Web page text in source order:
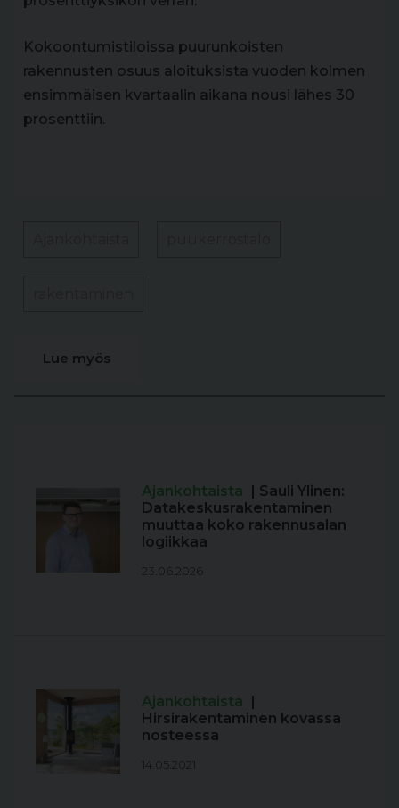
Kokoontumistiloissa puurunkoisten
rakennusten osuus aloituksista vuoden kolmen
ensimmäisen kvartaalin aikana nousi lähes 30
prosenttiin.
Lue myös
Ajankohtaista | Sauli Ylinen:
Datakeskusrakentaminen
muuttaa koko rakennusalan
logiikkaa
23.06.2026
Ajankohtaista |
Hirsirakentaminen kovassa
nosteessa
14.05.2021